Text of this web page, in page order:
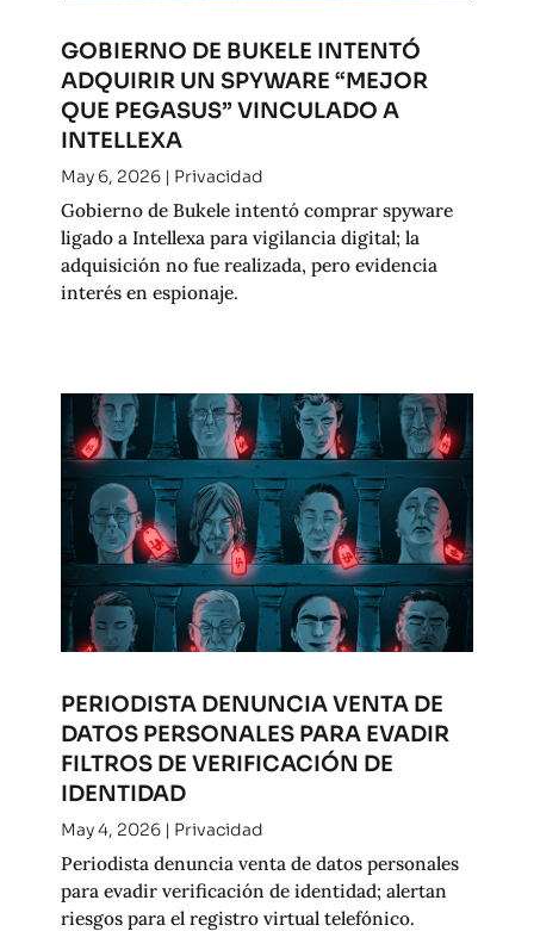
GOBIERNO DE BUKELE INTENTÓ
ADQUIRIR UN SPYWARE “MEJOR
QUE PEGASUS” VINCULADO A
INTELLEXA
May 6, 2026| Privacidad
Gobierno de Bukele intentó comprar spyware
ligado a Intellexa para vigilancia digital; la
adquisición no fue realizada, pero evidencia
interés en espionaje.
PERIODISTA DENUNCIA VENTA DE
DATOS PERSONALES PARA EVADIR
FILTROS DE VERIFICACIÓN DE
IDENTIDAD
May 4, 2026| Privacidad
Periodista denuncia venta de datos personales
para evadir verificación de identidad; alertan
riesgos para el registro virtual telefónico.